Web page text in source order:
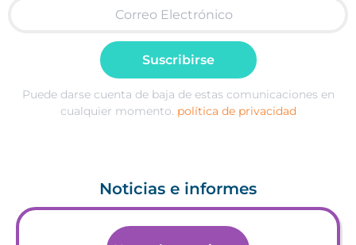
Suscribirse
Puede darse cuenta de baja de estas comunicaciones en
cualquier momento. política de privacidad
Noticias e informes